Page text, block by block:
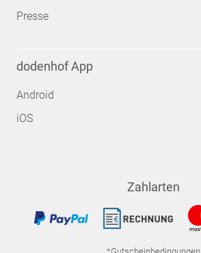
Presse
dodenhof App
Android
iOS
Zahlarten